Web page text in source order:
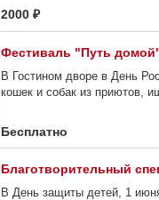
2000 ₽
Фестиваль "Путь
В Гостином дворе в День
кошек и собак из приютов,
Бесплатно
Благотворительный
В День защиты детей, 1 июня